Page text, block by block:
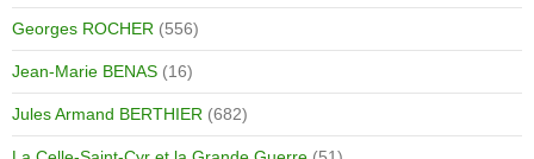
Georges ROCHER (556)
Jean-Marie BENAS (16)
Jules Armand BERTHIER (682)